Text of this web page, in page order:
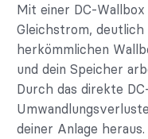
Mit einer DC-
Gleichstrom,
herkömmlichen
und dein Speicher
Durch das direkte
deiner Anlage heraus.